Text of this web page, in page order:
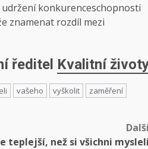
konkurenceschopnosti
znamenat rozdíl mezi
ředitel Kvalitní
vašeho vyškolit
zaměření
teplejší, než si všichni